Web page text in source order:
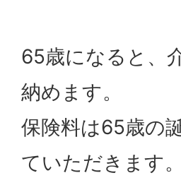
65歳になると、
納めます。
保険料は65歳の
ていただきます